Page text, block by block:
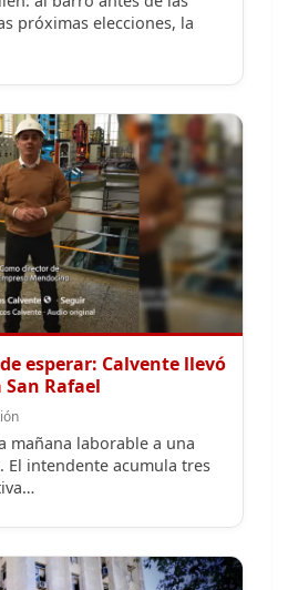
esperar: Calvente llevó
San Rafael
mañana laborable a una
El intendente acumula tres